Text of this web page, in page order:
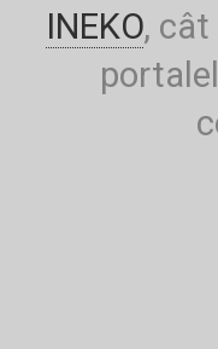
INEKO, cât